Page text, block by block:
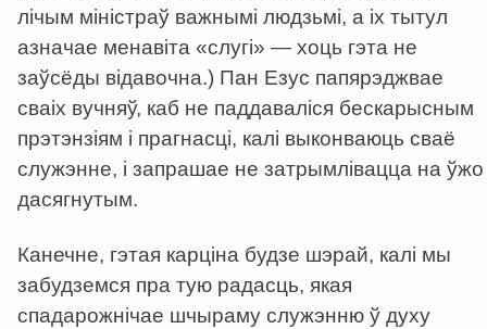
лічым міністраў важнымі людзьмі, а іх тытул
азначае менавіта «слугі» — хоць гэта не
заўсёды відавочна.) Пан Езус папярэджвае
сваіх вучняў, каб не паддаваліся бескарысным
прэтэнзіям і прагнасці, калі выконваюць сваё
служэнне, і запрашае не затрымлівацца на ўжо
дасягнутым.
Канечне, гэтая карціна будзе шэрай, калі мы
забудземся пра тую радасць, якая
спадарожнічае шчыраму служэнню ў духу